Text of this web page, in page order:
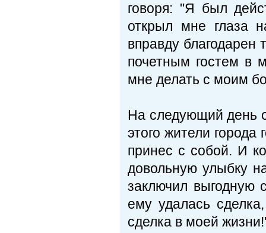
говоря: "Я был
открыл мне глаза
вправду благодарен
почетным гостем в
мне делать с моим
На следующий день
этого жители
принес с собой. И
довольную улыбку
заключил выгодную
ему удалась
сделка в моей